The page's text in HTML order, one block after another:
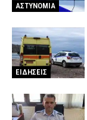
ΑΣΤΥΝΟΜΙΑ
ΕΙΔΗΣΕΙΣ